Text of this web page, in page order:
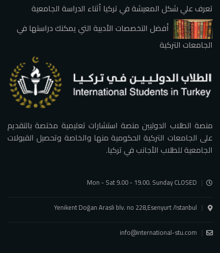
تعرف علي شكل المعيشة في تركيا أثناء الدراسة الجامعية
أفضل التخصصات الأدبية التي يمكنك دراستها في
الجامعات التركية
منصة الطلاب الدوليين منصة استشارات تعليمية مختصة بالتقديم
على الجامعات التركية الحكومية منها والخاصة وتحصيل القبولات
الجامعية للطلاب الأجانب في تركيا.
Mon - Sat 9.00 - 19.00. Sunday CLOSED
Yenikent Doğan Arasli blv. no 228,Esenyurt /Istanbul
info@international-stu.com